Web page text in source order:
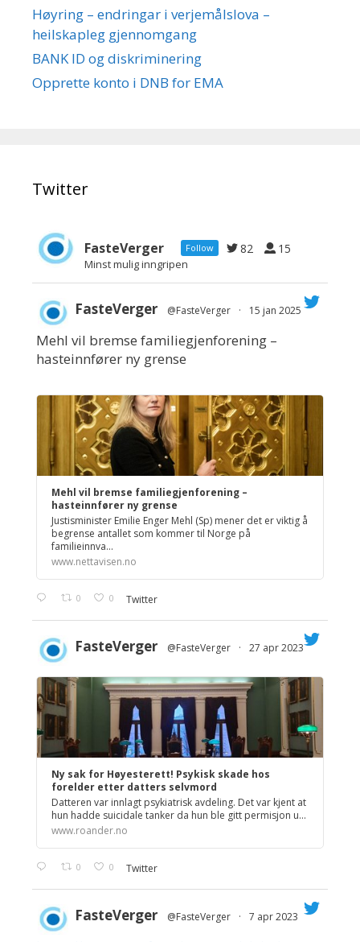
Høyring – endringar i verjemålslova –
heilskapleg gjennomgang
BANK ID og diskriminering
Opprette konto i DNB for EMA
Twitter
FasteVerger Follow 82 15
Minst mulig inngripen
;
FasteVerger @FasteVerger · 15 jan 2025
Mehl vil bremse familiegjenforening –
hasteinnfører ny grense
Mehl vil bremse familiegjenforening –
hasteinnfører ny grense
Justisminister Emilie Enger Mehl (Sp) mener det er viktig å
begrense antallet som kommer til Norge på
familieinnva...
www.nettavisen.no
0 0 Twitter
;
FasteVerger @FasteVerger · 27 apr 2023
Ny sak for Høyesterett! Psykisk skade hos
forelder etter datters selvmord
Datteren var innlagt psykiatrisk avdeling. Det var kjent at
hun hadde suicidale tanker da hun ble gitt permisjon u...
www.roander.no
0 0 Twitter
FasteVerger @FasteVerger · 7 apr 2023